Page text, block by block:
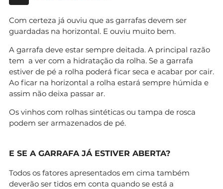
Com certeza já ouviu que as garrafas devem ser
guardadas na horizontal. E ouviu muito bem.
A garrafa deve estar sempre deitada. A principal razão
tem a ver com a hidratação da rolha. Se a garrafa
estiver de pé a rolha poderá ficar seca e acabar por cair.
Ao ficar na horizontal a rolha estará sempre húmida e
assim não deixa passar ar.
Os vinhos com rolhas sintéticas ou tampa de rosca
podem ser armazenados de pé.
E SE A GARRAFA JÁ ESTIVER ABERTA?
Todos os fatores apresentados em cima também
deverão ser tidos em conta quando se está a